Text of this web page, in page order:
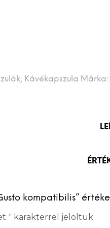
, Kávékapszula Márka:
kompatibilis”
* karakterrel jelöltük